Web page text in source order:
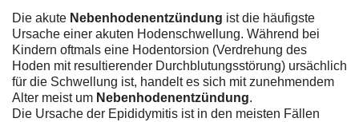
Die akute Nebenhodenentzündung ist die häufigste
Ursache einer akuten Hodenschwellung. Während bei
Kindern oftmals eine Hodentorsion (Verdrehung des
Hoden mit resultierender Durchblutungsstörung) ursächlich
für die Schwellung ist, handelt es sich mit zunehmendem
Alter meist um Nebenhodenentzündung.
Die Ursache der Epididymitis ist in den meisten Fällen